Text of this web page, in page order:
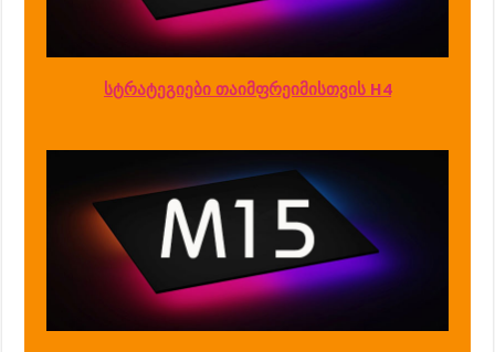
სტრატეგიები თაიმფრეიმისთვის H4